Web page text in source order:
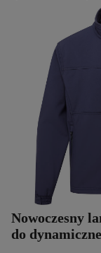
Nowoczesny
do